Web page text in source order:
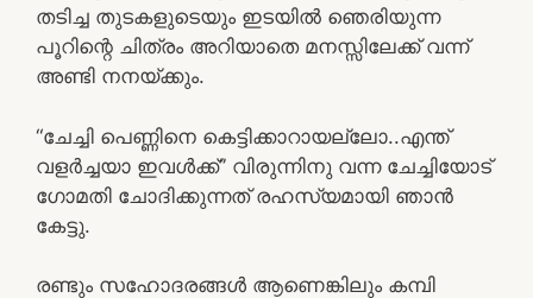
തടിച്ച തുടകളുടെയും ഇടയില്‍ ഞെരിയുന്ന
പൂറിന്റെ ചിത്രം അറിയാതെ മനസ്സിലേക്ക് വന്ന്
അണ്ടി നനയ്ക്കും.
“ചേച്ചി പെണ്ണിനെ കെട്ടിക്കാറായല്ലോ..എന്ത്
വളര്‍ച്ചയാ ഇവള്‍ക്ക്” വിരുന്നിനു വന്ന ചേച്ചിയോട്
ഗോമതി ചോദിക്കുന്നത് രഹസ്യമായി ഞാന്‍
കേട്ടു.
രണ്ടും സഹോദരങ്ങള്‍ ആണെങ്കിലും കമ്പി